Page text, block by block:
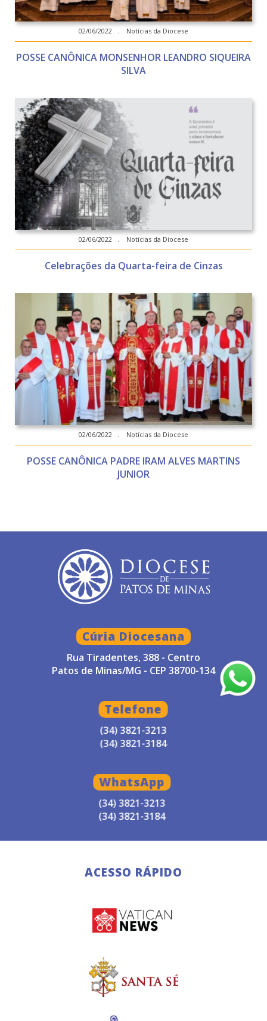
02/06/2022 . Notícias da Diocese
POSSE CANÔNICA MONSENHOR LEANDRO SIQUEIRA
SILVA
02/06/2022 . Notícias da Diocese
Celebrações da Quarta-feira de Cinzas
02/06/2022 . Notícias da Diocese
POSSE CANÔNICA PADRE IRAM ALVES MARTINS
JUNIOR
Cúria Diocesana
Rua Tiradentes, 388 - Centro
Patos de Minas/MG - CEP 38700-134
Telefone
(34) 3821-3213
(34) 3821-3184
WhatsApp
(34) 3821-3213
(34) 3821-3184
ACESSO RÁPIDO